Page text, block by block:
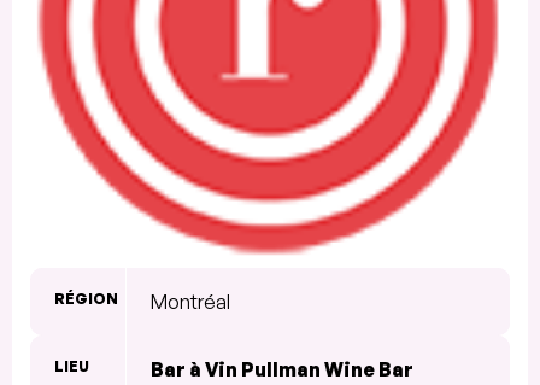
RÉGION Montréal
LIEU
Bar à Vin Pullman Wine Bar